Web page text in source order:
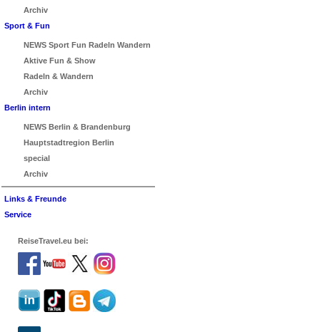
Archiv
Sport & Fun
NEWS Sport Fun Radeln Wandern
Aktive Fun & Show
Radeln & Wandern
Archiv
Berlin intern
NEWS Berlin & Brandenburg
Hauptstadtregion Berlin
special
Archiv
Links & Freunde
Service
ReiseTravel.eu bei: